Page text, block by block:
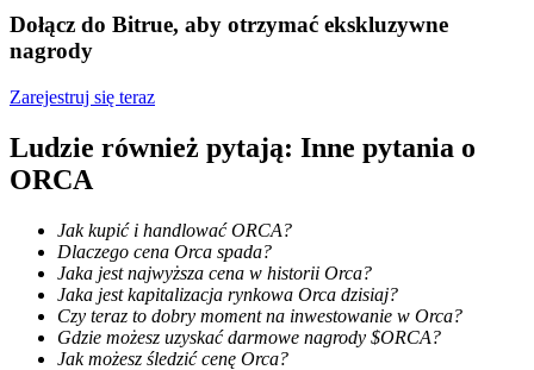
Blokady BTR
Ekskluzywne inwestycje dla posiadaczy BTR
Dołącz do Bitrue, aby otrzymać ekskluzywne
nagrody
Zarejestruj się teraz
Ludzie również pytają: Inne pytania o
ORCA
Jak kupić i handlować ORCA?
Dlaczego cena Orca spada?
Jaka jest najwyższa cena w historii Orca?
Jaka jest kapitalizacja rynkowa Orca dzisiaj?
Czy teraz to dobry moment na inwestowanie w Orca?
Gdzie możesz uzyskać darmowe nagrody $ORCA?
Jak możesz śledzić cenę Orca?